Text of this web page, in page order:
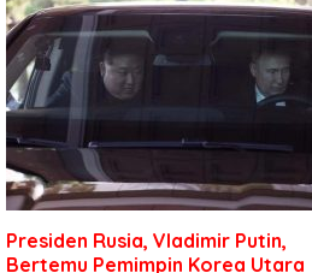
Presiden Rusia, Vladimir Putin,
Bertemu Pemimpin Korea Utara